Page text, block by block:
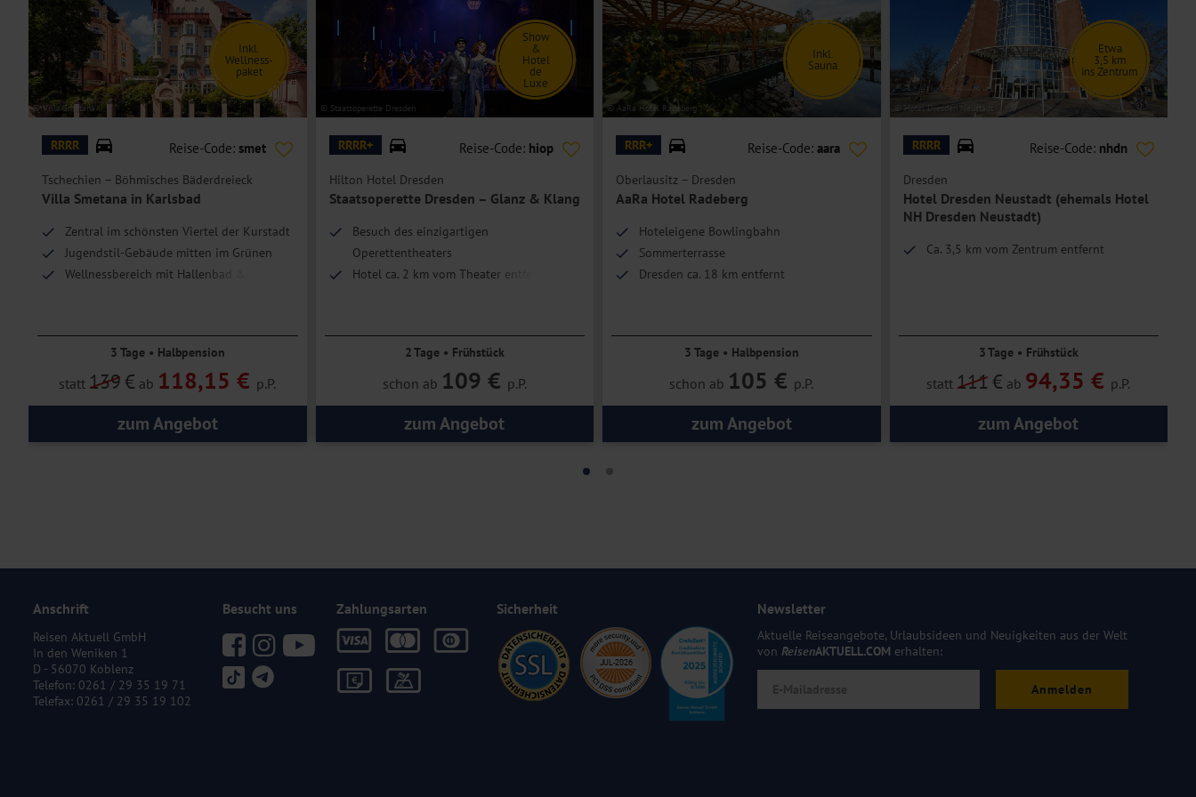
Die
Einzelzimmer sind Doppelzimmer zur Einzelbelegung.
Hoteleinrichtungen und Zimmerausstattung teilweise gegen Gebühr.
© Villa Smetana
Inkl.
Wellness-
paket
RRRR Reise-Code: smet
Tschechien – Böhmisches Bäderdreieck
Villa Smetana in Karlsbad
Zentral im schönsten Viertel der Kurstadt
Jugendstil-Gebäude mitten im Grünen
Wellnessbereich mit Hallenbad & Sauna
3 Tage • Halbpension
statt 139€ ab 118,15 € p.P.
zum Angebot
© Staatsoperette Dresden
Show
&
Hotel
de
Luxe
RRRR+ Reise-Code: hiop
Hilton Hotel Dresden
Staatsoperette Dresden – Glanz & Klang
Besuch des einzigartigen
Operettentheaters
Hotel ca. 2 km vom Theater entfernt
2 Tage • Frühstück
schon ab 109 € p.P.
zum Angebot
© AaRa Hotel Radeberg
Inkl.
Sauna
RRR+ Reise-Code: aara
Oberlausitz – Dresden
AaRa Hotel Radeberg
Hoteleigene Bowlingbahn
Sommerterrasse
Dresden ca. 18 km entfernt
3 Tage • Halbpension
schon ab 105 € p.P.
zum Angebot
© Hotel Dresden Neustadt
Etwa
3,5 km
ins Zentrum
RRRR Reise-Code: nhdn
Dresden
Hotel Dresden Neustadt (ehemals Hotel
NH Dresden Neustadt)
Ca. 3,5 km vom Zentrum entfernt
3 Tage • Frühstück
statt 111€ ab 94,35 € p.P.
zum Angebot
Anschrift
Reisen Aktuell GmbH
In den Weniken 1
D - 56070 Koblenz
Telefon: 0261 / 29 35 19 71
Telefax: 0261 / 29 35 19 102
Besucht uns Zahlungsarten Sicherheit Newsletter
Aktuelle Reiseangebote, Urlaubsideen und Neuigkeiten aus der Welt
von ReisenAKTUELL.COM erhalten:
Anmelden